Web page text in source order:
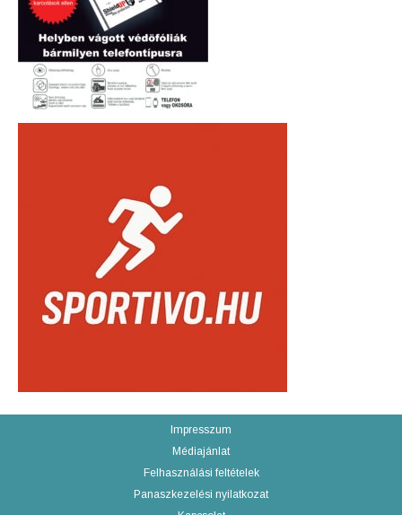
Impresszum
Médiajánlat
Felhasználási feltételek
Panaszkezelési nyilatkozat